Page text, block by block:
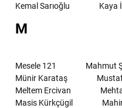
Kemal Sarıoğlu Kaya
M
Mesele 121
Mahmut
Münir Karataş
Meltem Ercivan
Masis Kürkçügil